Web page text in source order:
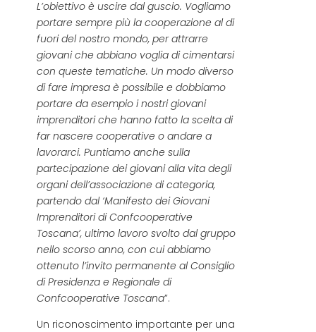
L’obiettivo è uscire dal guscio. Vogliamo
portare sempre più la cooperazione al di
fuori del nostro mondo, per attrarre
giovani che abbiano voglia di cimentarsi
con queste tematiche. Un modo diverso
di fare impresa è possibile e dobbiamo
portare da esempio i nostri giovani
imprenditori che hanno fatto la scelta di
far nascere cooperative o andare a
lavorarci. Puntiamo anche sulla
partecipazione dei giovani alla vita degli
organi dell’associazione di categoria,
partendo dal ‘Manifesto dei Giovani
Imprenditori di Confcooperative
Toscana’, ultimo lavoro svolto dal gruppo
nello scorso anno, con cui abbiamo
ottenuto l’invito permanente al Consiglio
di Presidenza e Regionale di
Confcooperative Toscana”.
Un riconoscimento importante per una